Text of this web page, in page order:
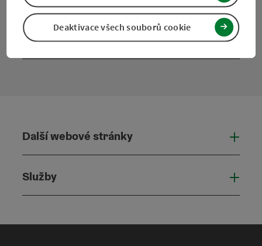
Kontaktní formulář
Další webové stránky
Služby
Deaktivace všech souborů cookie